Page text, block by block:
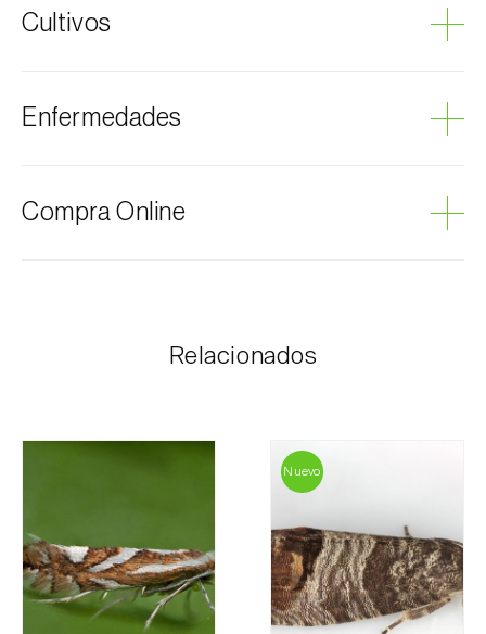
Cultivos
Membrillero
Enfermedades
Compra Online
posible con la información correspondiente al importe
total del pedido y los datos para el pago.
Teléfono:212 333 019
Email:info@biosani.com
Formulario de contacto
Relacionados
Nuevo